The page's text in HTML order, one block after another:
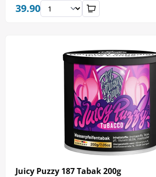
39.90
Juicy Puzzy 187 Tabak 200g